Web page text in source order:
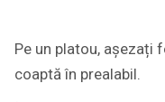
Pe un platou, așezați
coaptă în prealabil.